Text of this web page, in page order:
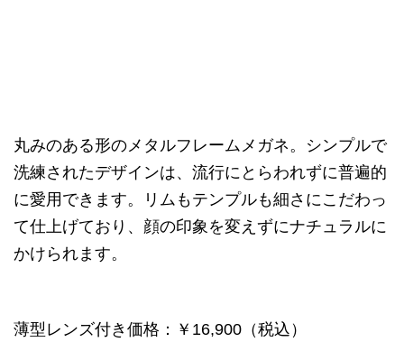
丸みのある形のメタルフレームメガネ。シンプルで
洗練されたデザインは、流行にとらわれずに普遍的
に愛用できます。リムもテンプルも細さにこだわっ
て仕上げており、顔の印象を変えずにナチュラルに
かけられます。
薄型レンズ付き価格：￥16,900（税込）